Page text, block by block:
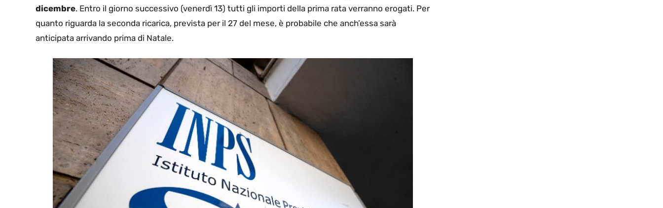
dicembre. Entro il giorno successivo (venerdì 13) tutti gli importi della prima rata verranno erogati. Per
quanto riguarda la seconda ricarica, prevista per il 27 del mese, è probabile che anch’essa sarà
anticipata arrivando prima di Natale.